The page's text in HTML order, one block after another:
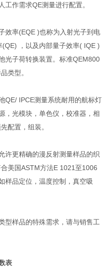
工作需求QE测量进行配置。
率(EQE )也称为入射光子到电
，以及内部量子效率( IQE )
光子荷转换装置。标准QEM800
类型。
IPCE测量系统耐用的航标灯
，光模块，单色仪，校准器，相
配置，组装。
更精确的漫反射测量样品的织
美国ASTM方法E 1021至1006
样品定位，温度控制，真空吸
样品的特殊需求，请与销售工
表